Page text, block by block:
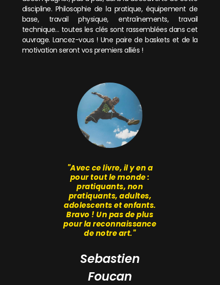
discipline. Philosophie de la pratique, équipement de
base, travail physique, entraînements, travail
technique… toutes les clés sont rassemblées dans cet
ouvrage. Lancez-vous ! Une paire de baskets et de la
motivation seront vos premiers alliés !
"Avec ce livre, il y en a
pour tout le monde :
pratiquants, non
pratiquants, adultes,
adolescents et enfants.
Bravo ! Un pas de plus
pour la reconnaissance
de notre art."
Sebastien
Foucan